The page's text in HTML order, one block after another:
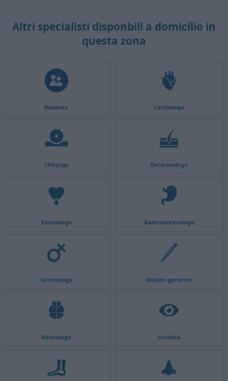
Altri specialisti disponbili a domicilio in
questa zona
Badante Cardiologo
Chirurgo Dermatologo
Ematologo Gastroenterologo
Ginecologo Medico generico
Neurologo Oculista